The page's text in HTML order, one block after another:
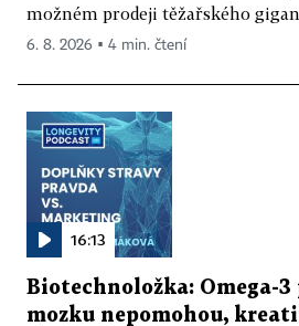
možném prodeji těžařského
6. 8. 2026 ▪ 4 min. čtení
16:13
Biotechnoložka: Omega-3
mozku nepomohou,